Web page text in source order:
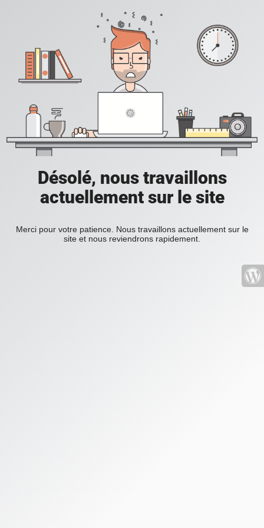
Désolé, nous travaillons
actuellement sur le site
Merci pour votre patience. Nous travaillons actuellement sur le
site et nous reviendrons rapidement.